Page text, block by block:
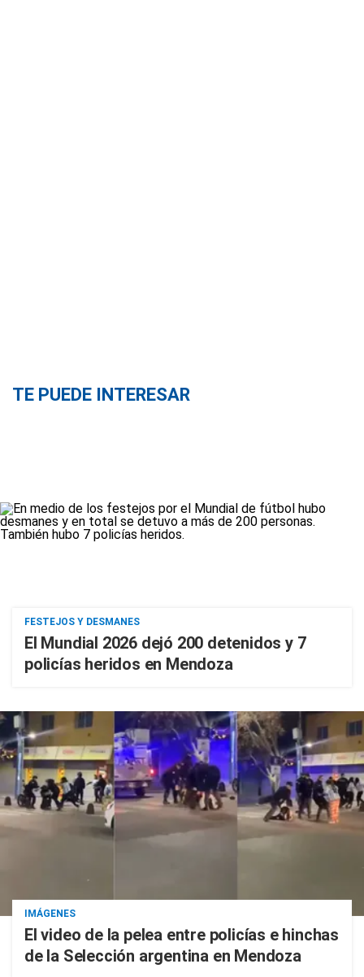
TE PUEDE INTERESAR
FESTEJOS Y DESMANES
El Mundial 2026 dejó 200 detenidos y 7
policías heridos en Mendoza
IMÁGENES
El video de la pelea entre policías e hinchas
de la Selección argentina en Mendoza